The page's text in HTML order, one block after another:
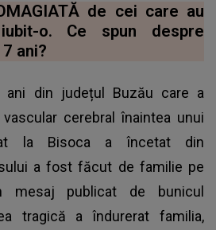
de cei care au
o. Ce spun despre
ani?
ani din județul Buzău care a
cerebral înaintea unui
la Bisoca a încetat din
a fost făcut de familie pe
mesaj publicat de bunicul
tragică a îndurerat familia,